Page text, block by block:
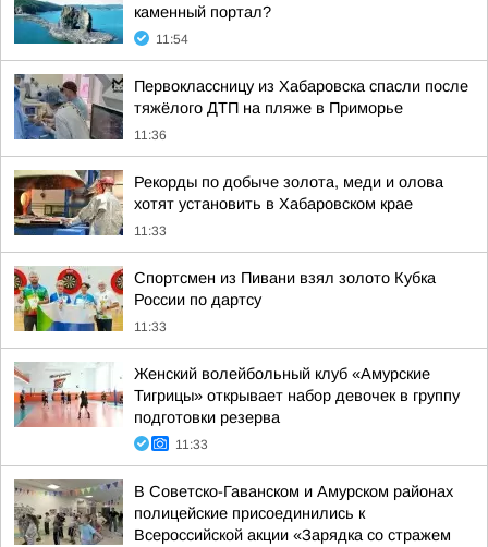
каменный портал?
11:54
Первоклассницу из Хабаровска спасли после
тяжёлого ДТП на пляже в Приморье
11:36
Рекорды по добыче золота, меди и олова
хотят установить в Хабаровском крае
11:33
Спортсмен из Пивани взял золото Кубка
России по дартсу
11:33
Женский волейбольный клуб «Амурские
Тигрицы» открывает набор девочек в группу
подготовки резерва
11:33
В Советско-Гаванском и Амурском районах
полицейские присоединились к
Всероссийской акции «Зарядка со стражем